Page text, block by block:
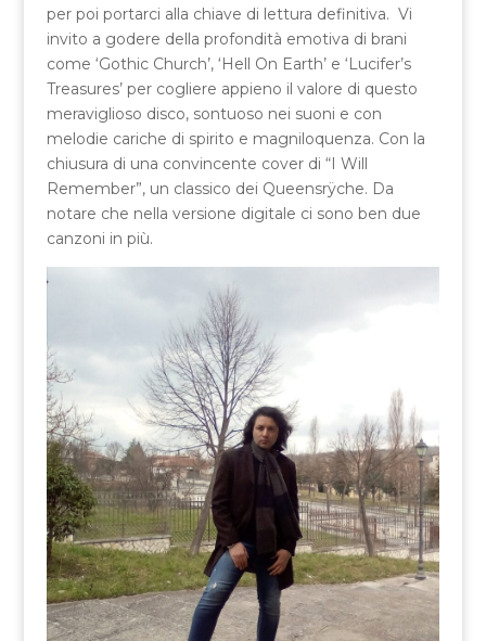
per poi portarci alla chiave di lettura definitiva. Vi
invito a godere della profondità emotiva di brani
come ‘Gothic Church’, ‘Hell On Earth’ e ‘Lucifer’s
Treasures’ per cogliere appieno il valore di questo
meraviglioso disco, sontuoso nei suoni e con
melodie cariche di spirito e magniloquenza. Con la
chiusura di una convincente cover di “I Will
Remember”, un classico dei Queensrÿche. Da
notare che nella versione digitale ci sono ben due
canzoni in più.